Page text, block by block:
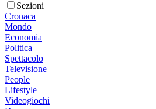
Sezioni
Cronaca
Mondo
Economia
Politica
Spettacolo
Televisione
People
Lifestyle
Videogiochi